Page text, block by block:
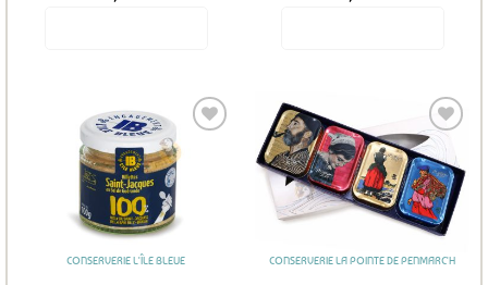
CONSERVERIE L'ÎLE BLEUE
Ajouter
aux
favoris
CONSERVERIE LA POINTE DE PENMARC'H